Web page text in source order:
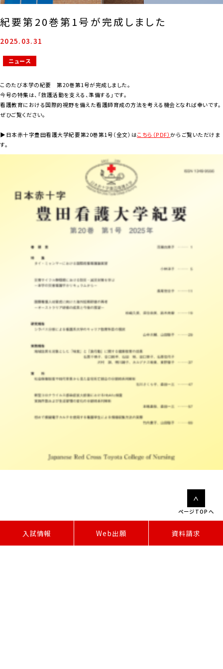
入試情報 Web出願 資料請求
紀要第20巻第1号が完成しました
2025.03.31
ニュース
このたび本学の紀要 第20巻第1号が完成しました。
今号の特集は、「救護活動を支える、準備する」です。
看護教育における国際的視野を備えた看護師育成の方法を考える機会となれば幸いです。
ぜひご覧ください。
▶日本赤十字豊田看護大学紀要第20巻第1号（全文）はこちら（PDF）からご覧いただけま
す。
ページTOPへ